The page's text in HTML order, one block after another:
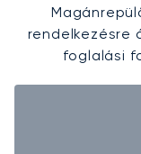
rendelkezésre
foglalási